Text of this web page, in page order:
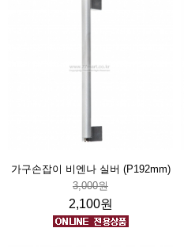
가구손잡이 비엔나 실버 (P192mm)
3,000원
2,100원